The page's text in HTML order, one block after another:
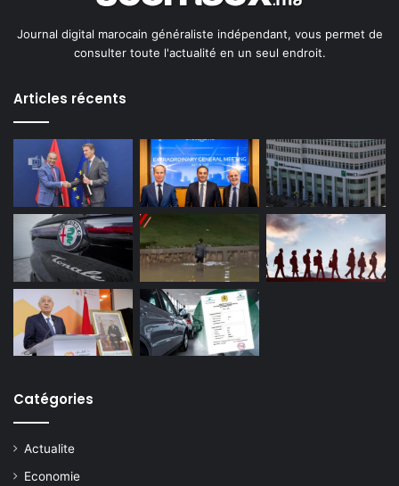
Journal digital marocain généraliste indépendant, vous permet de
consulter toute l'actualité en un seul endroit.
Articles récents
Catégories
Actualite
Economie